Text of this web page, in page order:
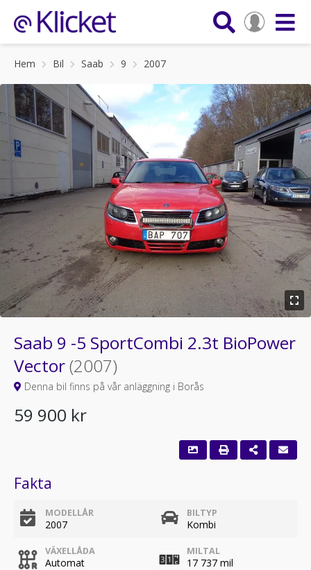
Hem Bil Saab 9 2007
Saab 9 -5 SportCombi 2.3t BioPower
Vector(2007)
Denna bil finns på vår anläggning i Borås
59 900 kr
Fakta
MODELLÅR
2007
BILTYP
Kombi
VÄXELLÅDA
Automat
MILTAL
17 737 mil